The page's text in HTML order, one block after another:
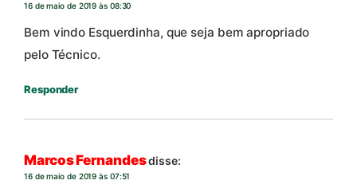
16 de maio de 2019 às 08:30
Bem vindo Esquerdinha, que seja bem apropriado
pelo Técnico.
Responder
Marcos Fernandesdisse:
16 de maio de 2019 às 07:51